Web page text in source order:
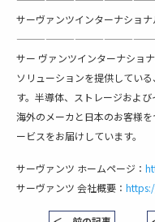
サーヴァンツインターナショ
サー ヴァンツインターナショ
ソリューションを提供してい
す。半導体、ストレージおよび
海外のメーカと日本のお客様
ービスをお届けしています。
サーヴァンツ ホームページ：
サーヴァンツ 会社概要：